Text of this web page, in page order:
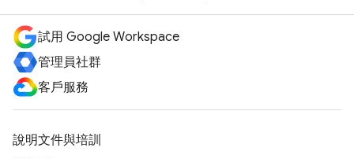
試用 Google Workspace
管理員社群
客戶服務
說明文件與培訓